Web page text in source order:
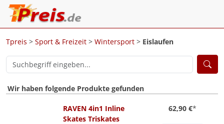
Tpreis > Sport & Freizeit > Wintersport > Eislaufen
Wir haben folgende Produkte gefunden
RAVEN 4in1 Inline
Skates Triskates
62,90 €*